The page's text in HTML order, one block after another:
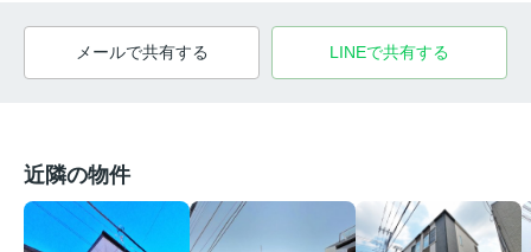
メールで共有する LINEで共有する
近隣の物件